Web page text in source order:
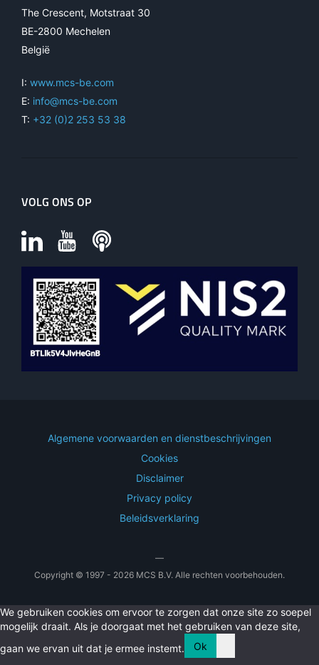
The Crescent, Motstraat 30
BE-2800 Mechelen
België
I: www.mcs-be.com
E: info@mcs-be.com
T: +32 (0)2 253 53 38
VOLG ONS OP
Algemene voorwaarden en dienstbeschrijvingen
Cookies
Disclaimer
Privacy policy
Beleidsverklaring
—
Copyright © 1997 - 2026 MCS B.V. Alle rechten voorbehouden.
We gebruiken cookies om ervoor te zorgen dat onze site zo soepel
mogelijk draait. Als je doorgaat met het gebruiken van deze site,
gaan we ervan uit dat je ermee instemt.
Ok